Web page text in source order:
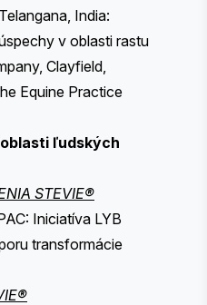
India:
v oblasti rastu
Clayfield,
Equine Practice
ľudských
STEVIE®
Iniciatíva LYB
transformácie